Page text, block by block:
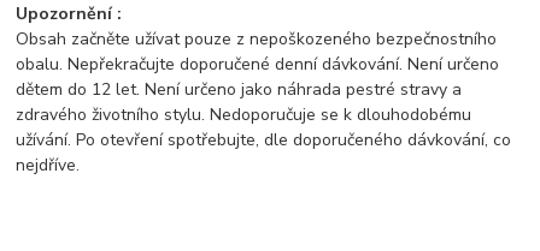
Upozornění :
Obsah začněte užívat pouze z nepoškozeného bezpečnostního
obalu. Nepřekračujte doporučené denní dávkování. Není určeno
dětem do 12 let. Není určeno jako náhrada pestré stravy a
zdravého životního stylu. Nedoporučuje se k dlouhodobému
užívání. Po otevření spotřebujte, dle doporučeného dávkování, co
nejdříve.